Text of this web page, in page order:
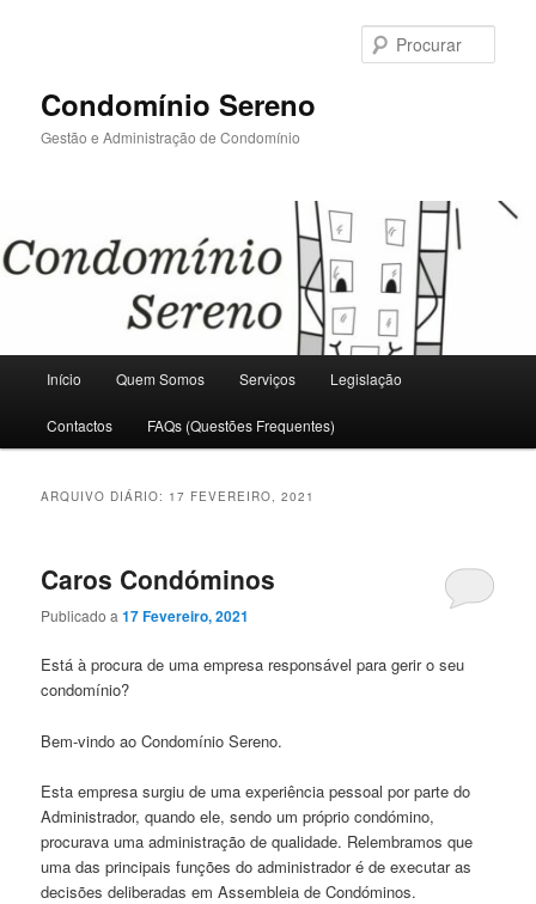
primário
secundárioCondomínio Sereno
Gestão e Administração de Condomínio
principal
Início Quem Somos Serviços Legislação
Contactos FAQs (Questões Frequentes)
ARQUIVO DIÁRIO: 17 FEVEREIRO, 2021
Caros Condóminos
Publicado a17 Fevereiro, 2021
Está à procura de uma empresa responsável para gerir o seu
condomínio?
Bem-vindo ao Condomínio Sereno.
Esta empresa surgiu de uma experiência pessoal por parte do
Administrador, quando ele, sendo um próprio condómino,
procurava uma administração de qualidade. Relembramos que
uma das principais funções do administrador é de executar as
decisões deliberadas em Assembleia de Condóminos.